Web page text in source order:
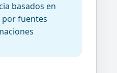
basados en
fuentes